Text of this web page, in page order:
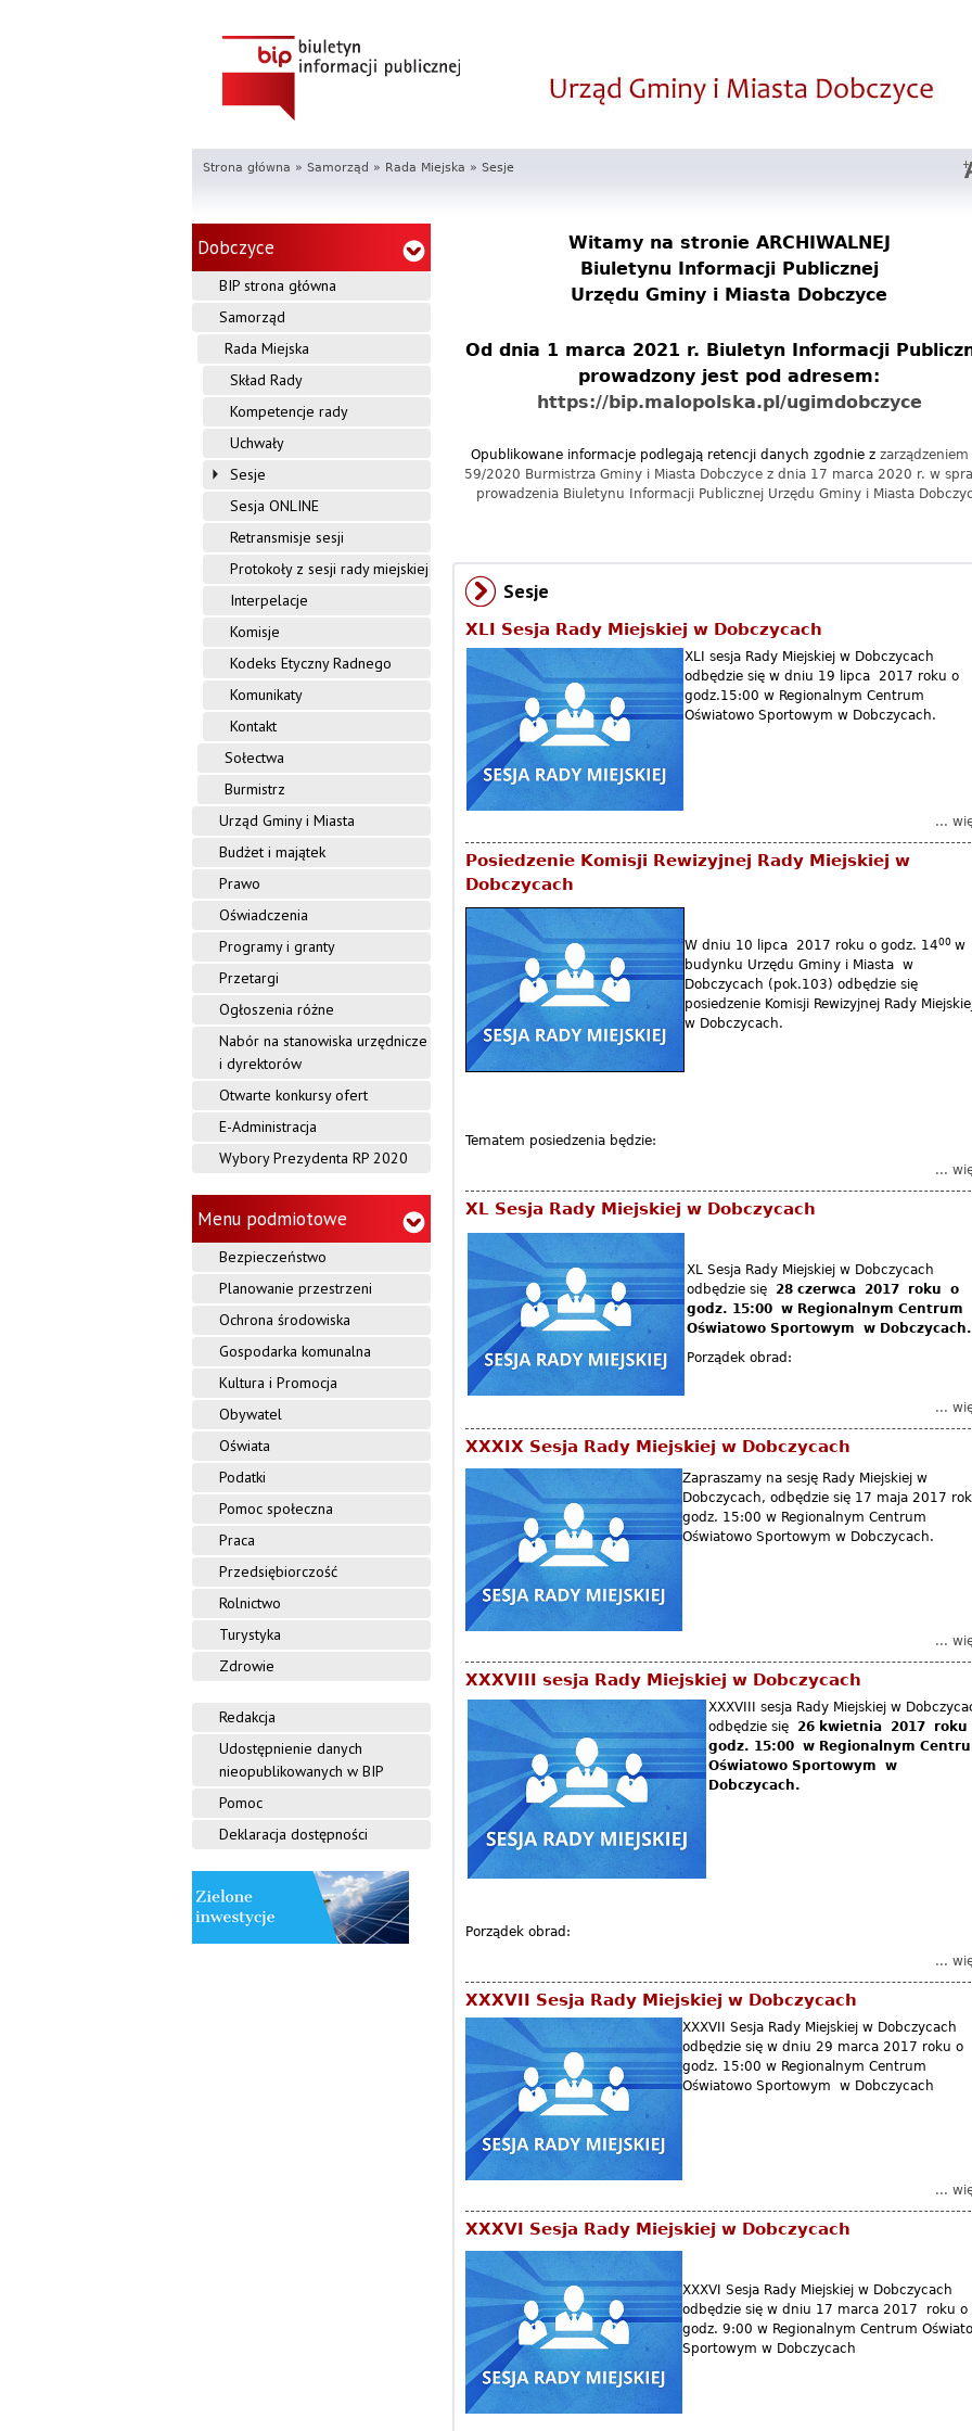
Strona główna » Samorząd » Rada Miejska » Sesje
Witamy na stronie ARCHIWALNEJ
Biuletynu Informacji Publicznej
Urzędu Gminy i Miasta Dobczyce
Od dnia 1 marca 2021 r. Biuletyn Informacji
prowadzony jest pod adresem:
https://bip.malopolska.pl/ugimdobczyce
Opublikowane informacje podlegają retencji danych zgodnie z
59/2020 Burmistrza Gminy i Miasta Dobczyce z dnia 17 marca 2020 r. w
prowadzenia Biuletynu Informacji Publicznej Urzędu Gminy i Miasta
Sesje
XLI Sesja Rady Miejskiej w Dobczycach
XLI sesja Rady Miejskiej w Dobczycach
odbędzie się w dniu 19 lipca 2017 roku o
godz.15:00 w Regionalnym Centrum
Oświatowo Sportowym w Dobczycach.
...
Posiedzenie Komisji Rewizyjnej Rady Miejskiej w
Dobczycach
W dniu 10 lipca 2017 roku o godz. 1400 w
budynku Urzędu Gminy i Miasta w
Dobczycach (pok.103) odbędzie się
posiedzenie Komisji Rewizyjnej Rady
w Dobczycach.
Tematem posiedzenia będzie:
...
XL Sesja Rady Miejskiej w Dobczycach
XL Sesja Rady Miejskiej w Dobczycach
odbędzie się
28 czerwca 2017 roku o
godz. 15:00 w Regionalnym Centrum
Oświatowo Sportowym w Dobczycach.
Porządek obrad:
...
XXXIX Sesja Rady Miejskiej w Dobczycach
Zapraszamy na sesję Rady Miejskiej w
Dobczycach, odbędzie się 17 maja 2017
godz. 15:00 w Regionalnym Centrum
Oświatowo Sportowym w Dobczycach.
...
XXXVIII sesja Rady Miejskiej w Dobczycach
XXXVIII sesja Rady Miejskiej w
odbędzie się
26 kwietnia 2017
godz. 15:00 w Regionalnym
Oświatowo Sportowym w
Dobczycach.
Porządek obrad:
...
XXXVII Sesja Rady Miejskiej w Dobczycach
XXXVII Sesja Rady Miejskiej w Dobczycach
odbędzie się w dniu 29 marca 2017 roku o
godz. 15:00 w Regionalnym Centrum
Oświatowo Sportowym w Dobczycach
...
XXXVI Sesja Rady Miejskiej w Dobczycach
XXXVI Sesja Rady Miejskiej w Dobczycach
odbędzie się w dniu 17 marca 2017 roku o
godz. 9:00 w Regionalnym Centrum
Sportowym w Dobczycach
Dobczyce
BIP strona główna
Samorząd
Rada Miejska
Skład Rady
Kompetencje rady
Uchwały
Sesje
Sesja ONLINE
Retransmisje sesji
Protokoły z sesji rady miejskiej
Interpelacje
Komisje
Kodeks Etyczny Radnego
Komunikaty
Kontakt
Sołectwa
Burmistrz
Urząd Gminy i Miasta
Budżet i majątek
Prawo
Oświadczenia
Programy i granty
Przetargi
Ogłoszenia różne
Nabór na stanowiska urzędnicze
i dyrektorów
Otwarte konkursy ofert
E-Administracja
Wybory Prezydenta RP 2020
Menu podmiotowe
Bezpieczeństwo
Planowanie przestrzeni
Ochrona środowiska
Gospodarka komunalna
Kultura i Promocja
Obywatel
Oświata
Podatki
Pomoc społeczna
Praca
Przedsiębiorczość
Rolnictwo
Turystyka
Zdrowie
Redakcja
Udostępnienie danych
nieopublikowanych w BIP
Pomoc
Deklaracja dostępności